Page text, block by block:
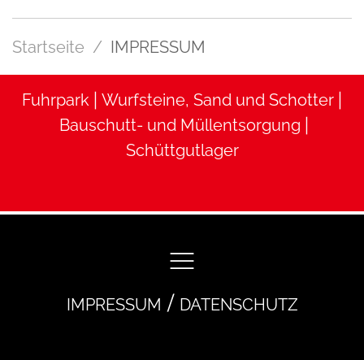
Startseite IMPRESSUM
Fuhrpark | Wurfsteine, Sand und Schotter |
Bauschutt- und Müllentsorgung |
Schüttgutlager
IMPRESSUM / DATENSCHUTZ